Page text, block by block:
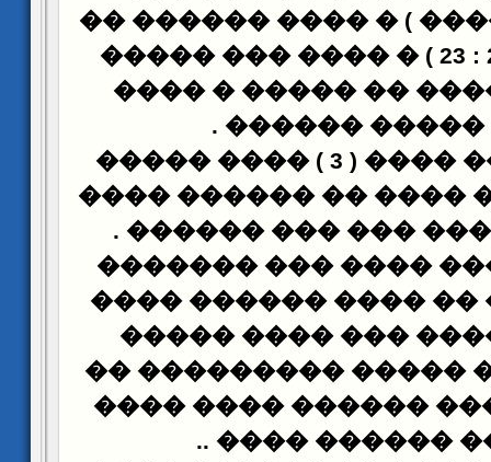
������ ( ������ ) �
������� ( 21 : 23 ) � ���� ��� �����
��� �� ������ ��
���� �����
.
����� ����� ���� ( 3 ) ���� �����
������ � ��� ���� ��
������ ����� ���
.
������ ����� ����
���� � ���� �� ����
����� ������ ���
������ ���� �����
� ���� ������
������
..